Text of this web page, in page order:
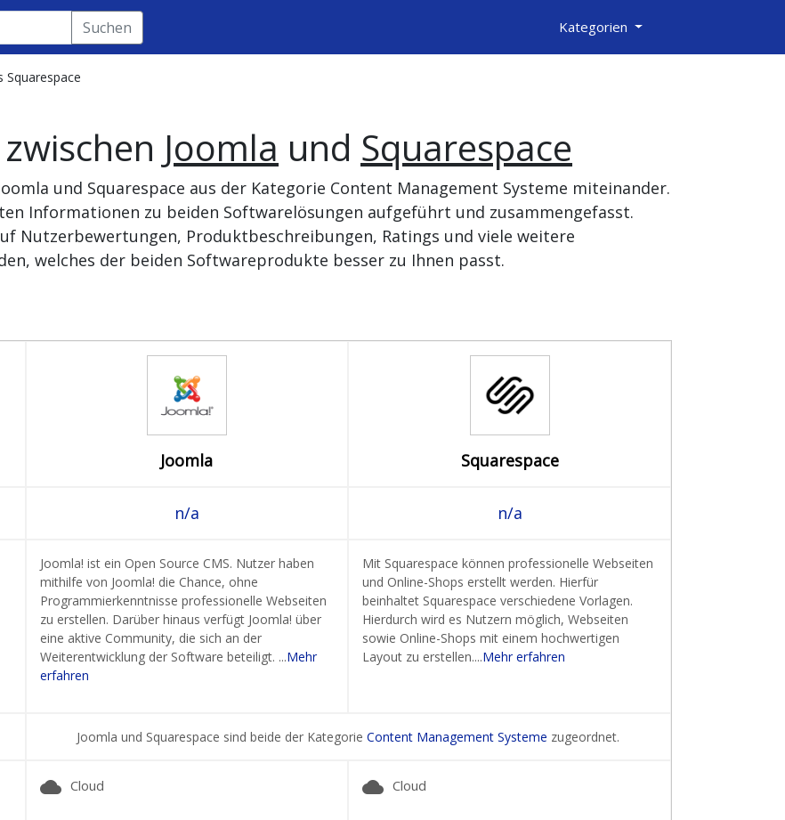
Suchen Kategorien
Squarespace
Joomla und Squarespace
und Squarespace aus der Kategorie Content Management Systeme miteinander.
Informationen zu beiden Softwarelösungen aufgeführt und zusammengefasst.
Nutzerbewertungen, Produktbeschreibungen, Ratings und viele weitere
welches der beiden Softwareprodukte besser zu Ihnen passt.
Joomla Squarespace
n/a n/a
Joomla! ist ein Open Source CMS. Nutzer haben
mithilfe von Joomla! die Chance, ohne
Programmierkenntnisse professionelle Webseiten
zu erstellen. Darüber hinaus verfügt Joomla! über
eine aktive Community, die sich an der
Weiterentwicklung der Software beteiligt. ...Mehr
erfahren
Mit Squarespace können professionelle Webseiten
und Online-Shops erstellt werden. Hierfür
beinhaltet Squarespace verschiedene Vorlagen.
Hierdurch wird es Nutzern möglich, Webseiten
sowie Online-Shops mit einem hochwertigen
Layout zu erstellen....Mehr erfahren
Joomla und Squarespace sind beide der KategorieContent Management Systeme zugeordnet.
cloud Cloud cloud Cloud